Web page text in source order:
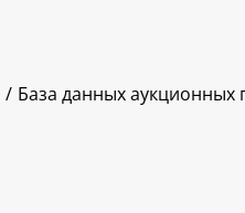
База данных аукционных